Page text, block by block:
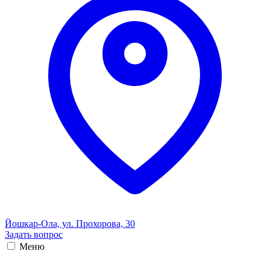
Йошкар-Ола, ул. Прохорова, 30
Задать вопрос
Меню